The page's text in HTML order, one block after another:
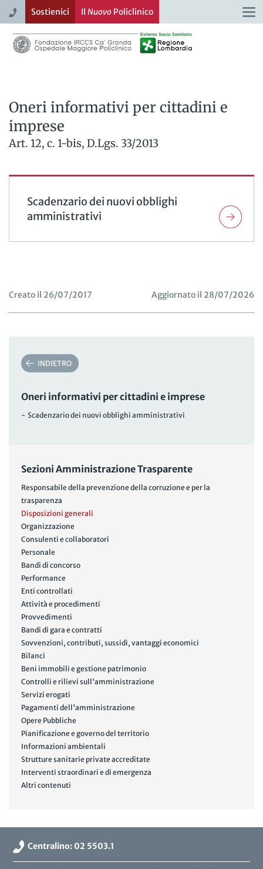
Sostienici Il NuovoPoliclinico
Oneri informativi per cittadini e
imprese
Art. 12, c. 1-bis, D.Lgs. 33/2013
Scadenzario dei nuovi obblighi
amministrativi
Creato il 26/07/2017 Aggiornato il 28/07/2026
INDIETRO
Oneri informativi per cittadini e imprese
- Scadenzario dei nuovi obblighi amministrativi
Sezioni Amministrazione Trasparente
Responsabile della prevenzione della corruzione e per la
trasparenza
Disposizioni generali
Organizzazione
Consulenti e collaboratori
Personale
Bandi di concorso
Performance
Enti controllati
Attività e procedimenti
Provvedimenti
Bandi di gara e contratti
Sovvenzioni, contributi, sussidi, vantaggi economici
Bilanci
Beni immobili e gestione patrimonio
Controlli e rilievi sull'amministrazione
Servizi erogati
Pagamenti dell'amministrazione
Opere Pubbliche
Pianificazione e governo del territorio
Informazioni ambientali
Strutture sanitarie private accreditate
Interventi straordinari e di emergenza
Altri contenuti
Centralino: 02 5503.1